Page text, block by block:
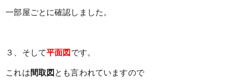
一部屋ごとに確認しました。
３、そして平面図 です。
これは間取図 とも言われていますので